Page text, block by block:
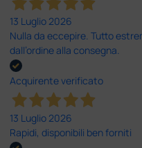
13 Luglio 2026
Nulla da eccepire. Tutto
dall’ordine alla consegna.
Acquirente verificato
13 Luglio 2026
Rapidi, disponibili ben forniti